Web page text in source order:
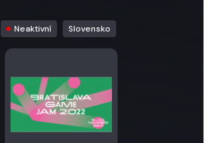
Neaktivní Slovensko